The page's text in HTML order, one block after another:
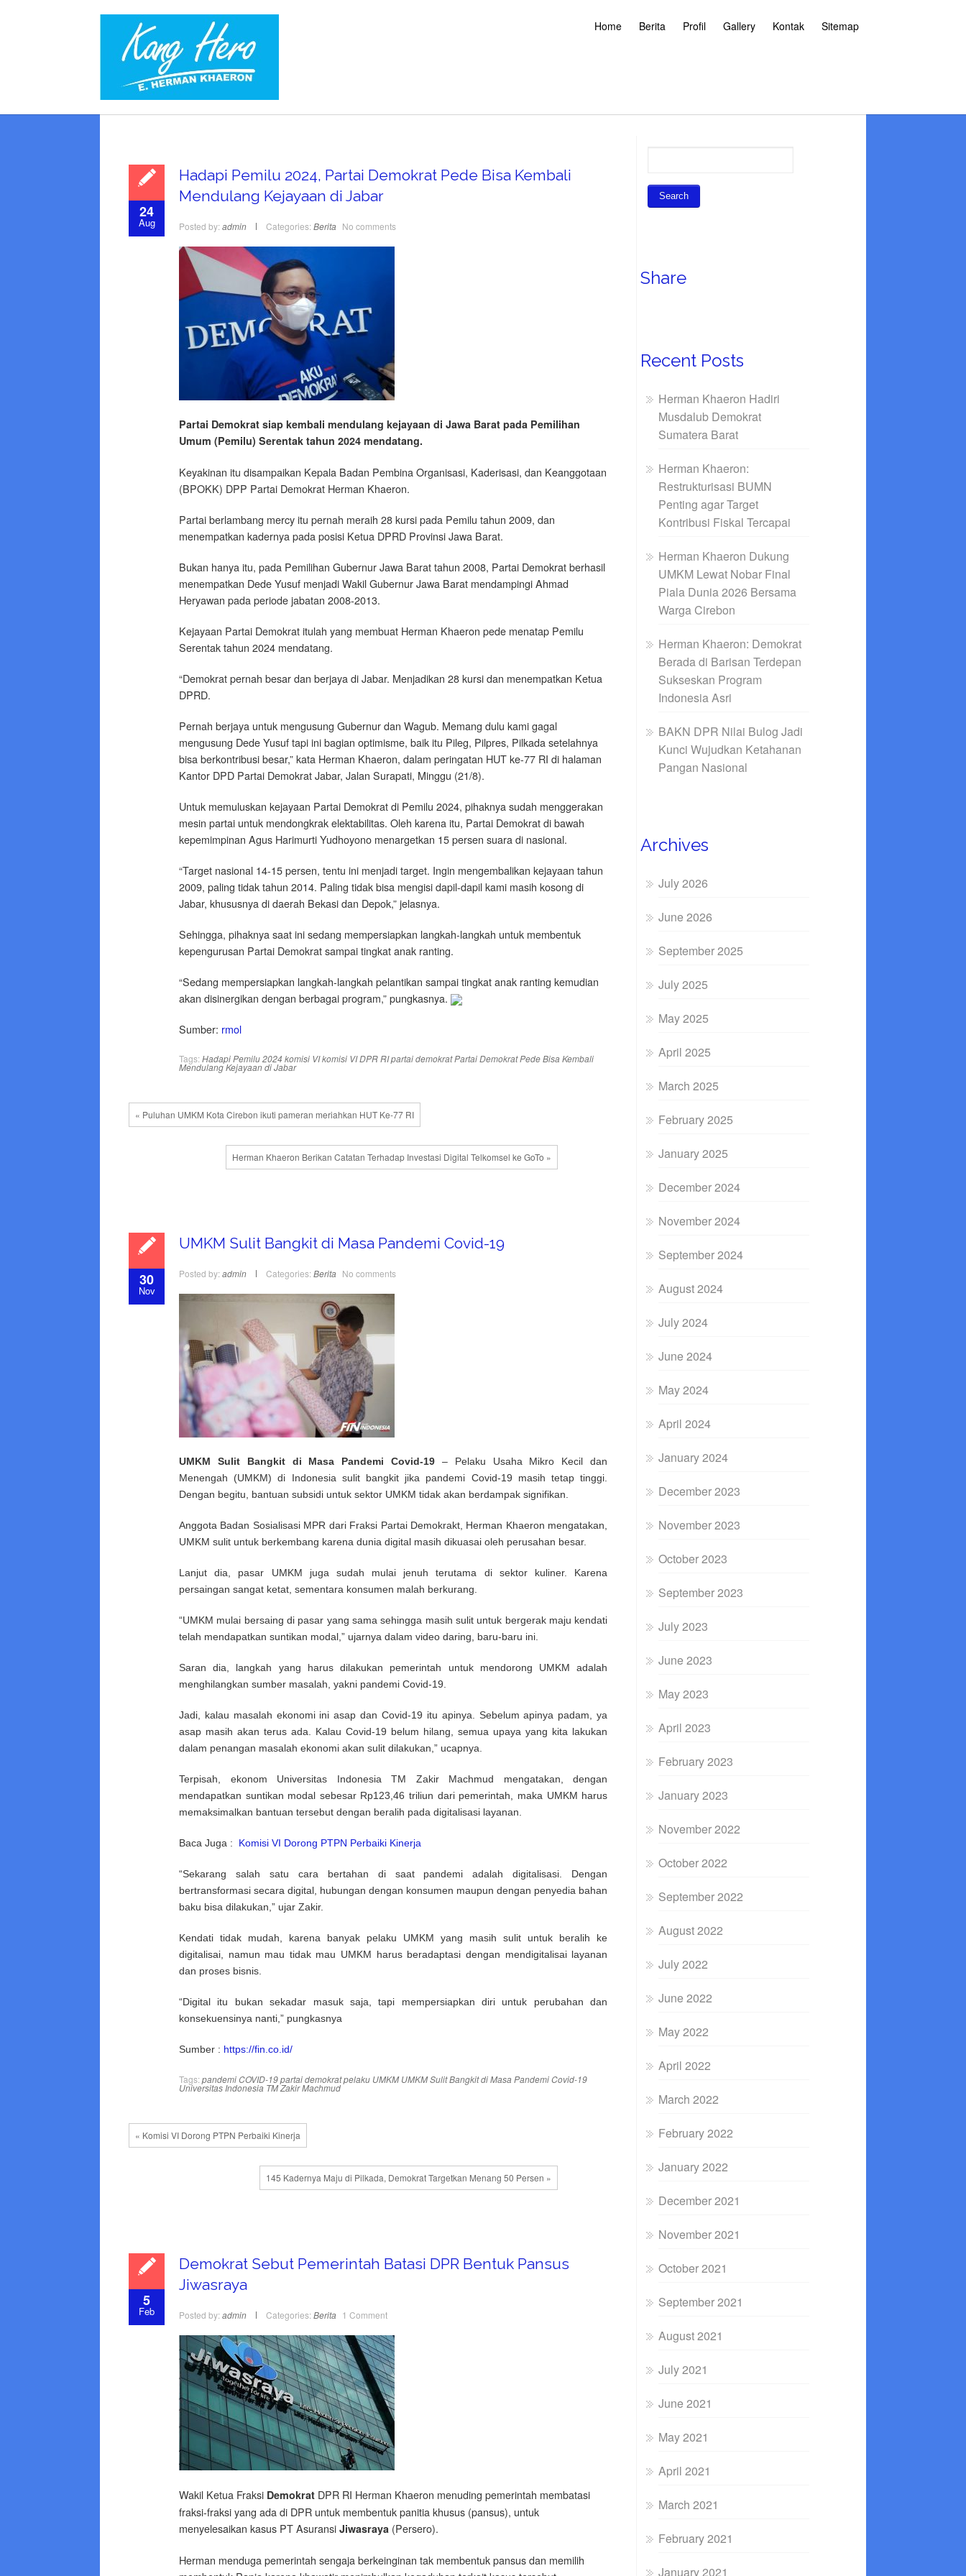
Home Berita Profil Gallery Kontak Sitemap
24
Aug
Hadapi Pemilu 2024, Partai Demokrat Pede Bisa Kembali
Mendulang Kejayaan di Jabar
Posted by: admin Categories: Berita No comments
Partai Demokrat siap kembali mendulang kejayaan di Jawa Barat pada Pemilihan
Umum (Pemilu) Serentak tahun 2024 mendatang.
Keyakinan itu disampaikan Kepala Badan Pembina Organisasi, Kaderisasi, dan Keanggotaan
(BPOKK) DPP Partai Demokrat Herman Khaeron.
Partai berlambang mercy itu pernah meraih 28 kursi pada Pemilu tahun 2009, dan
menempatkan kadernya pada posisi Ketua DPRD Provinsi Jawa Barat.
Bukan hanya itu, pada Pemilihan Gubernur Jawa Barat tahun 2008, Partai Demokrat berhasil
menempatkan Dede Yusuf menjadi Wakil Gubernur Jawa Barat mendampingi Ahmad
Heryawan pada periode jabatan 2008-2013.
Kejayaan Partai Demokrat itulah yang membuat Herman Khaeron pede menatap Pemilu
Serentak tahun 2024 mendatang.
“Demokrat pernah besar dan berjaya di Jabar. Menjadikan 28 kursi dan menempatkan Ketua
DPRD.
Pernah berjaya untuk mengusung Gubernur dan Wagub. Memang dulu kami gagal
mengusung Dede Yusuf tapi ini bagian optimisme, baik itu Pileg, Pilpres, Pilkada setelahnya
bisa berkontribusi besar,” kata Herman Khaeron, dalam peringatan HUT ke-77 RI di halaman
Kantor DPD Partai Demokrat Jabar, Jalan Surapati, Minggu (21/8).
Untuk memuluskan kejayaan Partai Demokrat di Pemilu 2024, pihaknya sudah menggerakan
mesin partai untuk mendongkrak elektabilitas. Oleh karena itu, Partai Demokrat di bawah
kepemimpinan Agus Harimurti Yudhoyono menargetkan 15 persen suara di nasional.
“Target nasional 14-15 persen, tentu ini menjadi target. Ingin mengembalikan kejayaan tahun
2009, paling tidak tahun 2014. Paling tidak bisa mengisi dapil-dapil kami masih kosong di
Jabar, khususnya di daerah Bekasi dan Depok,” jelasnya.
Sehingga, pihaknya saat ini sedang mempersiapkan langkah-langkah untuk membentuk
kepengurusan Partai Demokrat sampai tingkat anak ranting.
“Sedang mempersiapkan langkah-langkah pelantikan sampai tingkat anak ranting kemudian
akan disinergikan dengan berbagai program,” pungkasnya.
Sumber: rmol
Tags: Hadapi Pemilu 2024 komisi VIkomisi VI DPR RIpartai demokratPartai Demokrat Pede Bisa Kembali
Mendulang Kejayaan di Jabar
« Puluhan UMKM Kota Cirebon ikuti pameran meriahkan HUT Ke-77 RI
Herman Khaeron Berikan Catatan Terhadap Investasi Digital Telkomsel ke GoTo »
30
Nov
UMKM Sulit Bangkit di Masa Pandemi Covid-19
Posted by: admin Categories: Berita No comments
UMKM Sulit Bangkit di Masa Pandemi Covid-19 – Pelaku Usaha Mikro Kecil dan
Menengah (UMKM) di Indonesia sulit bangkit jika pandemi Covid-19 masih tetap tinggi.
Dengan begitu, bantuan subsidi untuk sektor UMKM tidak akan berdampak signifikan.
Anggota Badan Sosialisasi MPR dari Fraksi Partai Demokrakt, Herman Khaeron mengatakan,
UMKM sulit untuk berkembang karena dunia digital masih dikuasai oleh perusahan besar.
Lanjut dia, pasar UMKM juga sudah mulai jenuh terutama di sektor kuliner. Karena
persaingan sangat ketat, sementara konsumen malah berkurang.
“UMKM mulai bersaing di pasar yang sama sehingga masih sulit untuk bergerak maju kendati
telah mendapatkan suntikan modal,” ujarnya dalam video daring, baru-baru ini.
Saran dia, langkah yang harus dilakukan pemerintah untuk mendorong UMKM adalah
menghilangkan sumber masalah, yakni pandemi Covid-19.
Jadi, kalau masalah ekonomi ini asap dan Covid-19 itu apinya. Sebelum apinya padam, ya
asap masih akan terus ada. Kalau Covid-19 belum hilang, semua upaya yang kita lakukan
dalam penangan masalah ekonomi akan sulit dilakukan,” ucapnya.
Terpisah, ekonom Universitas Indonesia TM Zakir Machmud mengatakan, dengan
mendapatkan suntikan modal sebesar Rp123,46 triliun dari pemerintah, maka UMKM harus
memaksimalkan bantuan tersebut dengan beralih pada digitalisasi layanan.
Baca Juga : Komisi VI Dorong PTPN Perbaiki Kinerja
“Sekarang salah satu cara bertahan di saat pandemi adalah digitalisasi. Dengan
bertransformasi secara digital, hubungan dengan konsumen maupun dengan penyedia bahan
baku bisa dilakukan,” ujar Zakir.
Kendati tidak mudah, karena banyak pelaku UMKM yang masih sulit untuk beralih ke
digitalisai, namun mau tidak mau UMKM harus beradaptasi dengan mendigitalisai layanan
dan proses bisnis.
“Digital itu bukan sekadar masuk saja, tapi mempersiapkan diri untuk perubahan dan
konsekuensinya nanti,” pungkasnya
Sumber : https://fin.co.id/
Tags: pandemi COVID-19partai demokratpelaku UMKM UMKM Sulit Bangkit di Masa Pandemi Covid-19
Universitas Indonesia TM Zakir Machmud
« Komisi VI Dorong PTPN Perbaiki Kinerja
145 Kadernya Maju di Pilkada, Demokrat Targetkan Menang 50 Persen »
5
Feb
Demokrat Sebut Pemerintah Batasi DPR Bentuk Pansus
Jiwasraya
Posted by: admin Categories: Berita 1 Comment
Wakil Ketua Fraksi Demokrat DPR RI Herman Khaeron menuding pemerintah membatasi
fraksi-fraksi yang ada di DPR untuk membentuk panitia khusus (pansus), untuk
menyelesaikan kasus PT Asuransi Jiwasraya (Persero).
Herman menduga pemerintah sengaja berkeinginan tak membentuk pansus dan memilih
Share
Recent Posts
Herman Khaeron Hadiri
Musdalub Demokrat
Sumatera Barat
Herman Khaeron:
Restrukturisasi BUMN
Penting agar Target
Kontribusi Fiskal Tercapai
Herman Khaeron Dukung
UMKM Lewat Nobar Final
Piala Dunia 2026 Bersama
Warga Cirebon
Herman Khaeron: Demokrat
Berada di Barisan Terdepan
Sukseskan Program
Indonesia Asri
BAKN DPR Nilai Bulog Jadi
Kunci Wujudkan Ketahanan
Pangan Nasional
Archives
July 2026
June 2026
September 2025
July 2025
May 2025
April 2025
March 2025
February 2025
January 2025
December 2024
November 2024
September 2024
August 2024
July 2024
June 2024
May 2024
April 2024
January 2024
December 2023
November 2023
October 2023
September 2023
July 2023
June 2023
May 2023
April 2023
February 2023
January 2023
November 2022
October 2022
September 2022
August 2022
July 2022
June 2022
May 2022
April 2022
March 2022
February 2022
January 2022
December 2021
November 2021
October 2021
September 2021
August 2021
July 2021
June 2021
May 2021
April 2021
March 2021
February 2021
January 2021